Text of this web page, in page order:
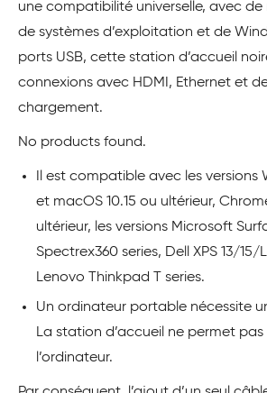
une compatibilité universelle, avec de
de systèmes d’exploitation et de
ports USB, cette station d’accueil
connexions avec HDMI, Ethernet et
chargement.
No products found.
Il est compatible avec les versions
et macOS 10.15 ou ultérieur,
ultérieur, les versions Microsoft
Spectrex360 series, Dell XPS 13/
Lenovo Thinkpad T series.
Un ordinateur portable nécessite
La station d’accueil ne permet
l’ordinateur.